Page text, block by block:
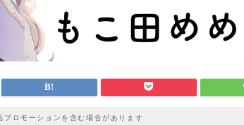
プロモーションを含む場合があります